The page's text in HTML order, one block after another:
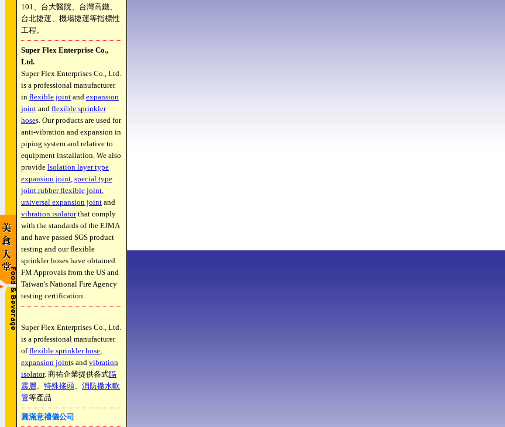
101、台大醫院、台灣高鐵、
台北捷運、機場捷運等指標性
工程。
Super Flex Enterprise Co.,
Ltd.
Super Flex Enterprises Co., Ltd.
is a professional manufacturer
in flexible joint and expansion
joint and flexible sprinkler
hoses. Our products are used for
anti-vibration and expansion in
piping system and relative to
equipment installation. We also
provide Isolation layer type
expansion joint, special type
joint,rubber flexible joint,
universal expansion joint and
vibration isolatorthat comply
with the standards of the EJMA
and have passed SGS product
testing and our flexible
sprinkler hoses have obtained
FM Approvals from the US and
Taiwan's National Fire Agency
testing certification.
Super Flex Enterprises Co., Ltd.
is a professional manufacturer
offlexible sprinkler hose,
expansion joints and vibration
isolator. 商祐企業提供各式隔
震層、 特殊接頭、 消防撒水軟
管等產品
圓滿意禮儀公司